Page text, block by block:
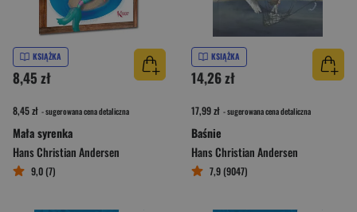
KSIĄŻKA
8,45 zł
8,45 zł - sugerowana cena detaliczna
Mała syrenka
Hans Christian Andersen
9,0 (7)
KSIĄŻKA
14,26 zł
17,99 zł - sugerowana cena detaliczna
Baśnie
Hans Christian Andersen
7,9 (9047)